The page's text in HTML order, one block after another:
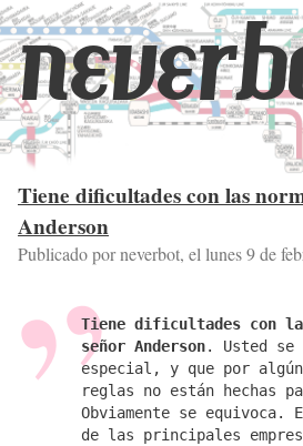
Tiene dificultades con las
Anderson
Publicado por neverbot, el lunes 9 de
Tiene dificultades con
señor Anderson. Usted se
especial, y que por
reglas no están hechas
Obviamente se equivoca.
de las principales